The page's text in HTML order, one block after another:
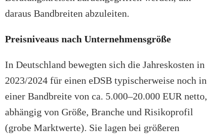
daraus Bandbreiten abzuleiten.
Preisniveaus nach Unternehmensgröße
In Deutschland bewegten sich die Jahreskosten in
2023/2024 für einen eDSB typischerweise noch in
einer Bandbreite von ca. 5.000–20.000 EUR netto,
abhängig von Größe, Branche und Risikoprofil
(grobe Marktwerte). Sie lagen bei größeren